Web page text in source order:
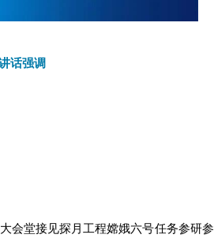
话强调
会堂接见探月工程嫦娥六号任务参研参